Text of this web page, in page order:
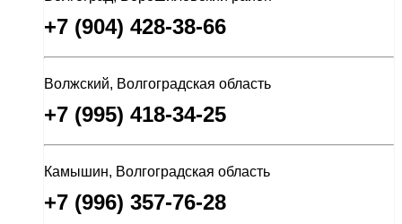
+7 (904) 428-38-66
Волжский, Волгоградская область
+7 (995) 418-34-25
Камышин, Волгоградская область
+7 (996) 357-76-28